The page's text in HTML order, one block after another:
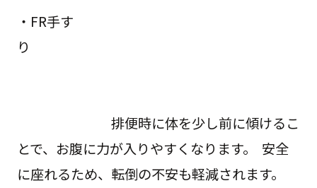
・FR手す
り
排便時に体を少し前に傾けるこ
とで、お腹に力が入りやすくなります。 安全
に座れるため、転倒の不安も軽減されます。